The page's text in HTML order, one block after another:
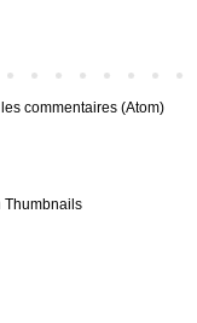
commentaires (Atom)